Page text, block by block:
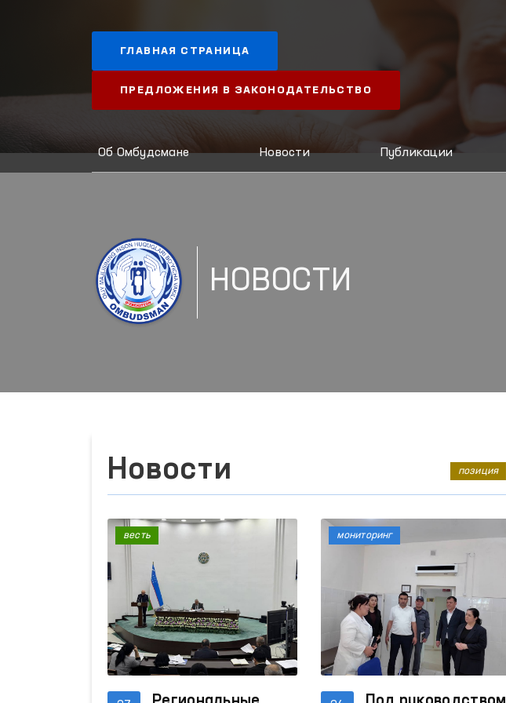
ГЛАВНАЯ СТРАНИЦА
ПРЕДЛОЖЕНИЯ В ЗАКОНОДАТЕЛЬСТВО
Об Омбудсмане Новости Публикации
НОВОСТИ
Новости позиция
весть мониторинг